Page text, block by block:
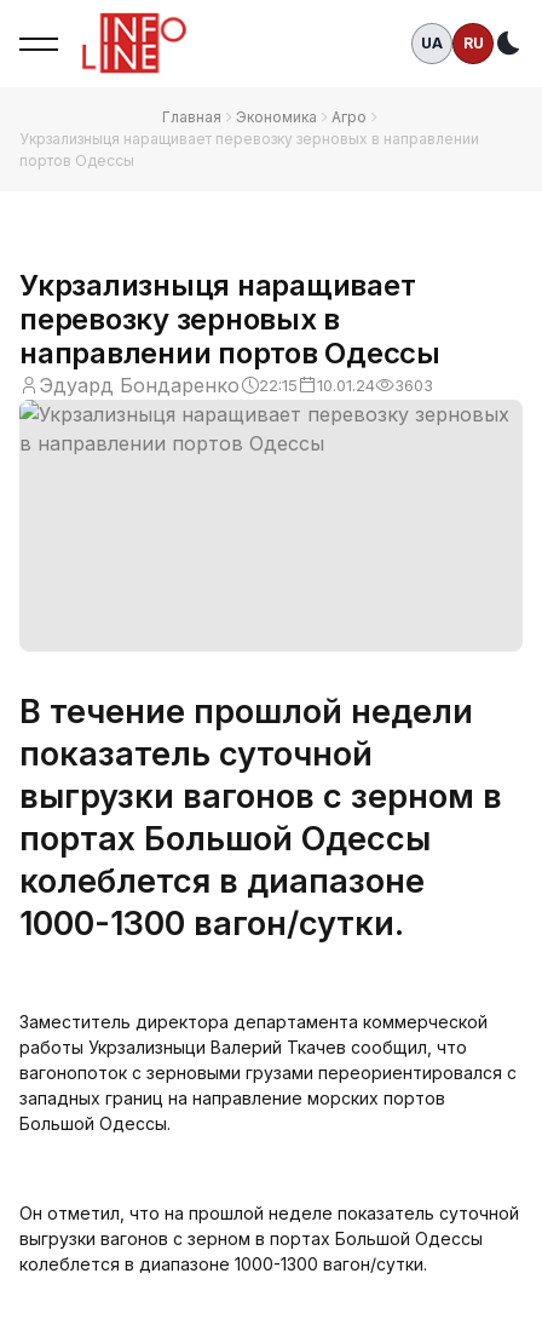
UA RU
Главная Экономика
Агро
Укрзализныця наращивает перевозку зерновых в направлении
портов Одессы
Укрзализныця наращивает
перевозку зерновых в
направлении портов Одессы
Эдуард Бондаренко 22:15 10.01.24 3603
В течение прошлой недели
показатель суточной
выгрузки вагонов с зерном в
портах Большой Одессы
колеблется в диапазоне
1000-1300 вагон/сутки.
Заместитель директора департамента коммерческой
работы Укрзализныци Валерий Ткачев сообщил, что
вагонопоток с зерновыми грузами переориентировался с
западных границ на направление морских портов
Большой Одессы.
Он отметил, что на прошлой неделе показатель суточной
выгрузки вагонов с зерном в портах Большой Одессы
колеблется в диапазоне 1000-1300 вагон/сутки.